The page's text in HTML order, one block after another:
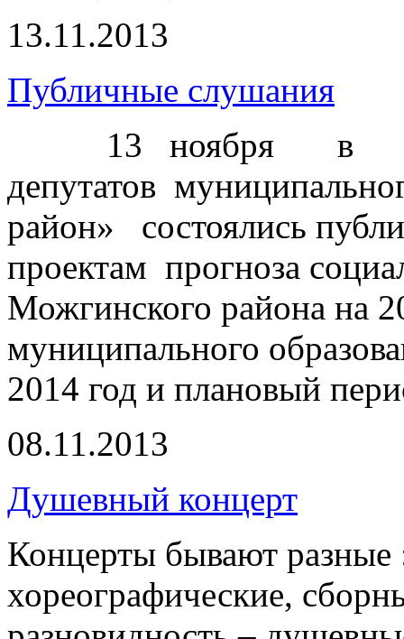
13.11.2013
Публичные слушания
13 ноября в
депутатов
район» состоялись
проектам прогноза
Можгинского района на
муниципального
2014 год и плановый
08.11.2013
Душевный концерт
Концерты бывают разные
хореографические,